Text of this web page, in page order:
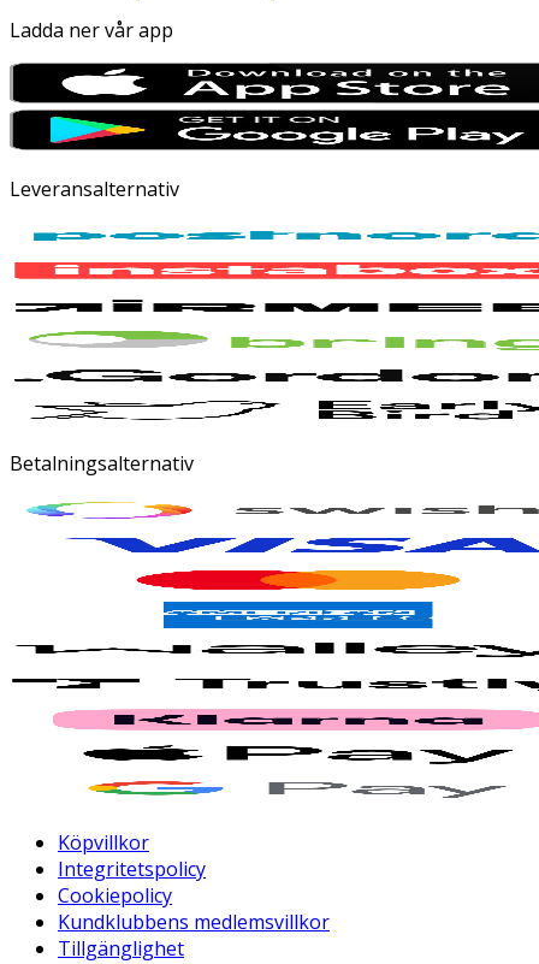
Ladda ner vår app
Leveransalternativ
Betalningsalternativ
Köpvillkor
Integritetspolicy
Cookiepolicy
Kundklubbens medlemsvillkor
Tillgänglighet